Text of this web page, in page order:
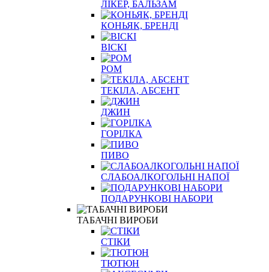
ЛІКЕР, БАЛЬЗАМ
КОНЬЯК, БРЕНДІ
ВІСКІ
РОМ
ТЕКІЛА, АБСЕНТ
ДЖИН
ГОРІЛКА
ПИВО
СЛАБОАЛКОГОЛЬНІ НАПОЇ
ПОДАРУНКОВІ НАБОРИ
ТАБАЧНІ ВИРОБИ
СТІКИ
ТЮТЮН